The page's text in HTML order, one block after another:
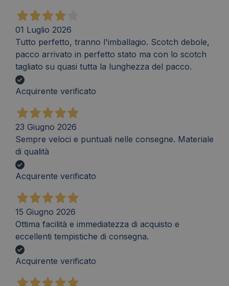
01 Luglio 2026
Tutto perfetto, tranno l'imballagio. Scotch debole,
pacco arrivato in perfetto stato ma con lo scotch
tagliato su quasi tutta la lunghezza del pacco.
Acquirente verificato
23 Giugno 2026
Sempre veloci e puntuali nelle consegne. Materiale
di qualità
Acquirente verificato
15 Giugno 2026
Ottima facilità e immediatezza di acquisto e
eccellenti tempistiche di consegna.
Acquirente verificato